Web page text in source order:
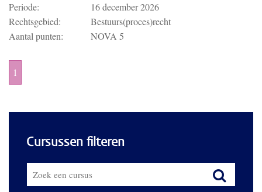
Periode:
16 december 2026
Rechtsgebied:
Bestuurs(proces)recht
Aantal punten:
NOVA 5
1
Cursussen filteren